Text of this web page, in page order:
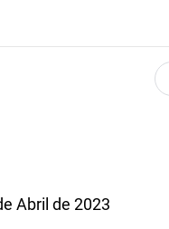
Abril de 2023